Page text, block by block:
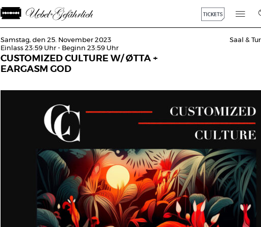
Samstag, den 25. November 2023
Einlass 23:59 Uhr - Beginn 23:59 Uhr
CUSTOMIZED CULTURE W/ ØTTA +
EARGASM GOD
Saal &